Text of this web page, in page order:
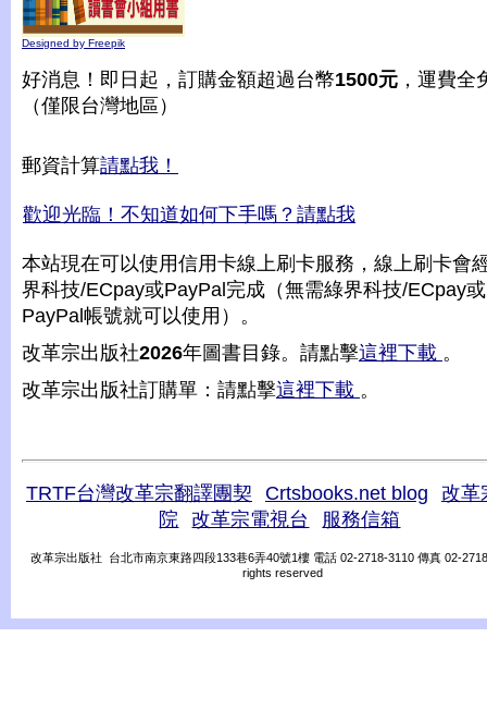
Designed by Freepik
好消息！即日起，訂購金額超過台幣1500元 ，運費全
（僅限台灣地區）
郵資計算請點我！
歡迎光臨！不知道如何下手嗎？請點我
本站現在可以使用信用卡線上刷卡服務，線上刷卡會
界科技/ECpay或PayPal完成（無需綠界科技/ECpay或
PayPal帳號就可以使用）。
改革宗出版社2026年圖書目錄。請點擊這裡下載 。
改革宗出版社訂購單：請點擊這裡下載 。
TRTF台灣改革宗翻譯團契 Crtsbooks.net blog
改革
院
改革宗電視台 服務信箱
改革宗出版社 台北市南京東路四段133巷6弄40號1樓 電話 02-2718-3110 傳真 02-
rights reserved